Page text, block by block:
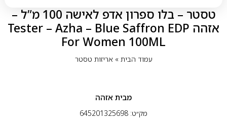
טסטר – בלו ספרון אדפ לאישה 100 מ”ל –
אזהה Tester – Azha – Blue Saffron EDP
For Women 100ML
עמוד הבית» אריזות טסטר
מבית אזהה
מק״ט: 645201325698